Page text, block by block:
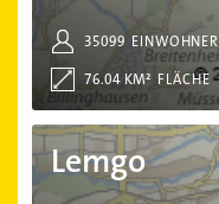
EINWOHNER
35099
FLÄCHE
76.04 KM²
Lemgo
Lemgo